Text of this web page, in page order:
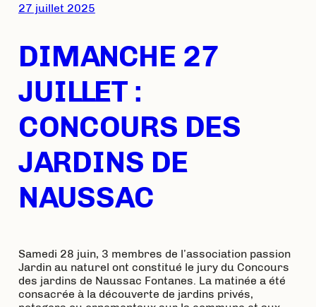
27 juillet 2025
DIMANCHE 27
JUILLET :
CONCOURS DES
JARDINS DE
NAUSSAC
Samedi 28 juin, 3 membres de l’association passion
Jardin au naturel ont constitué le jury du Concours
des jardins de Naussac Fontanes. La matinée a été
consacrée à la découverte de jardins privés,